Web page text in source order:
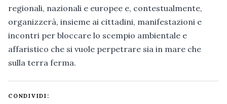
regionali, nazionali e europee e, contestualmente,
organizzerà, insieme ai cittadini, manifestazioni e
incontri per bloccare lo scempio ambientale e
affaristico che si vuole perpetrare sia in mare che
sulla terra ferma.
CONDIVIDI: